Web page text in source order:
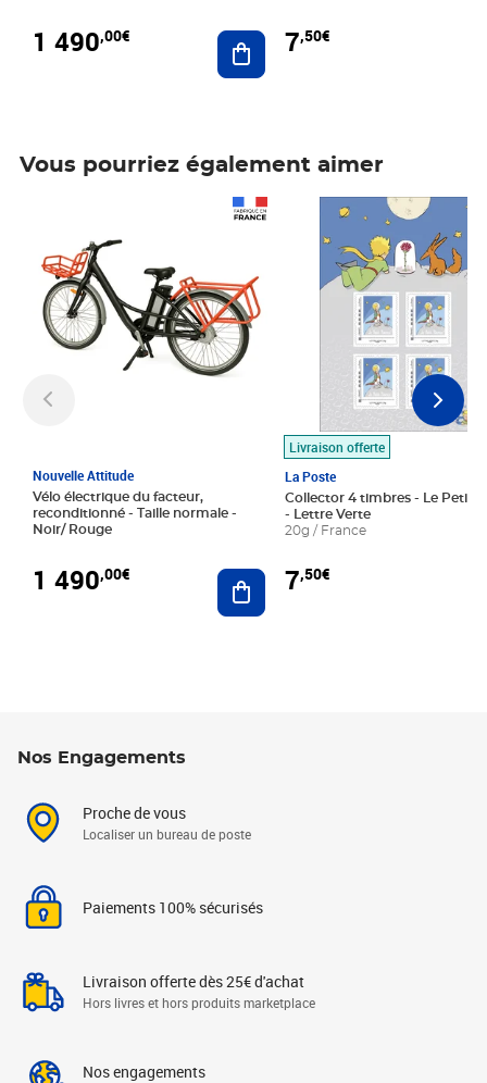
1 490,00€ Ajouter au panier
7,50€
Vous pourriez également aimer
Nouvelle Attitude
Vélo électrique du facteur,
reconditionné - Taille normale -
Noir/ Rouge
1 490,00€ Ajouter au panier
Livraison offerte
La Poste
Collector 4 timbres - Le Petit
- Lettre Verte
20g / France
7,50€
Prix 7,50€
Nos Engagements
Proche de vous
Localiser un bureau de poste
Paiements 100% sécurisés
Livraison offerte dès 25€ d'achat
Hors livres et hors produits marketplace
Nos engagements